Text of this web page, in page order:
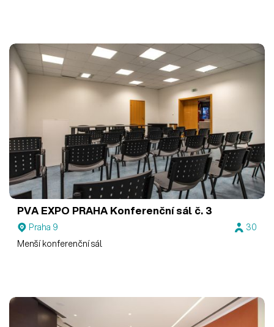
PVA EXPO PRAHA Konferenční sál č. 3
Praha 9
30
Menší konferenční sál